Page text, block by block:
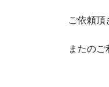
ご依頼頂
またのご